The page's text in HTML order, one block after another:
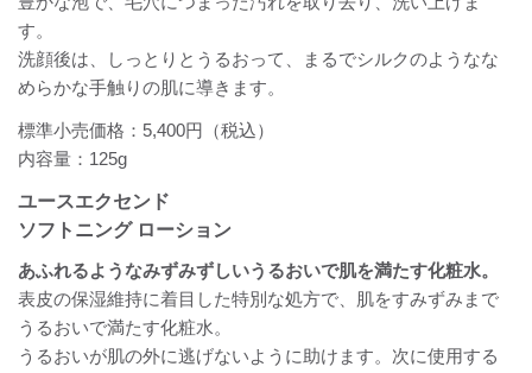
す。
洗顔後は、しっとりとうるおって、まるでシルクのようなな
めらかな手触りの肌に導きます。
標準小売価格：5,400円（税込）
内容量：125g
ユースエクセンド
ソフトニング ローション
あふれるようなみずみずしいうるおいで肌を満たす化粧水。
表皮の保湿維持に着目した特別な処方で、肌をすみずみまで
うるおいで満たす化粧水。
うるおいが肌の外に逃げないように助けます。次に使用する